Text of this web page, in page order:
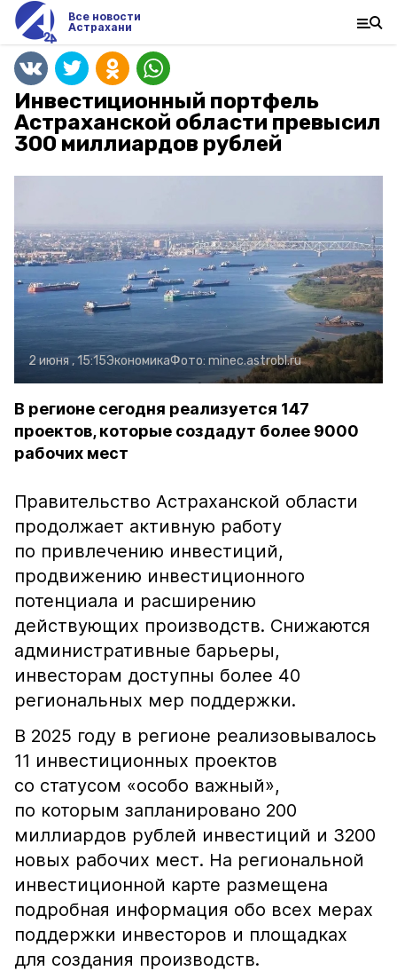
Все новости
Астрахани
Инвестиционный портфель
Астраханской области превысил
300 миллиардов рублей
2 июня , 15:15ЭкономикаФото: minec.astrobl.ru
В регионе сегодня реализуется 147
проектов, которые создадут более 9000
рабочих мест
Правительство Астраханской области
продолжает активную работу
по привлечению инвестиций,
продвижению инвестиционного
потенциала и расширению
действующих производств. Снижаются
административные барьеры,
инвесторам доступны более 40
региональных мер поддержки.
В 2025 году в регионе реализовывалось
11 инвестиционных проектов
со статусом «особо важный»,
по которым запланировано 200
миллиардов рублей инвестиций и 3200
новых рабочих мест. На региональной
инвестиционной карте размещена
подробная информация обо всех мерах
поддержки инвесторов и площадках
для создания производств.